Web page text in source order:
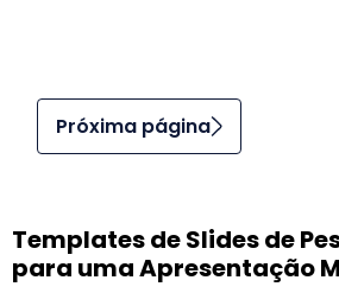
Próxima página
Templates de Slides de
para uma Apresentação